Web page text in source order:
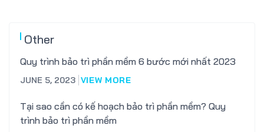
Other
Quy trình bảo trì phần mềm 6 bước mới nhất 2023
JUNE 5, 2023 VIEW MORE
Tại sao cần có kế hoạch bảo trì phần mềm? Quy
trình bảo trì phần mềm